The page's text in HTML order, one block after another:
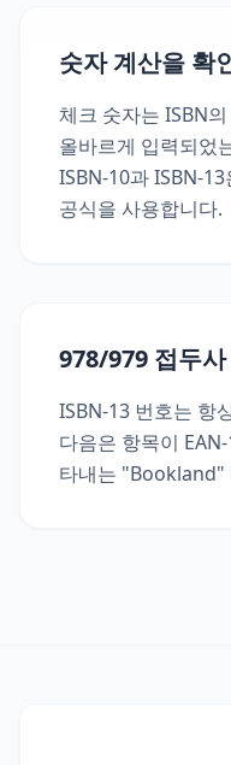
숫자 계산을 확
체크 숫자는 ISBN
올바르게 입력되었
ISBN-10과 ISBN-
공식을 사용합니다.
978/979 접두사
ISBN-13 번호는 항
다음은 항목이
타내는 "Bookland"